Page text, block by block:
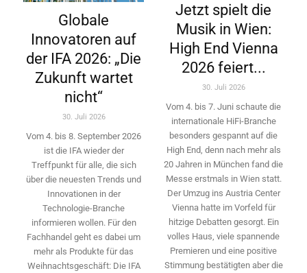
Globale
Innovatoren auf
der IFA 2026: „Die
Zukunft wartet
nicht“
30. Juli 2026
Vom 4. bis 8. September 2026
ist die IFA wieder der
Treffpunkt für alle, die sich
über die neuesten Trends und
Innovationen in der
Technologie-­Branche
informieren wollen. Für den
Fachhandel geht es dabei um
mehr als Produkte für das
Weihnachtsgeschäft: Die IFA
Jetzt spielt die
Musik in Wien:
High End Vienna
2026 feiert...
30. Juli 2026
Vom 4. bis 7. Juni schaute die
internationale HiFi-Branche
besonders gespannt auf die
High End, denn nach mehr als
20 Jahren in München fand die
Messe erstmals in Wien statt.
Der Umzug ins Austria Center
Vienna hatte im Vorfeld für
hitzige Debatten gesorgt. Ein
volles Haus, viele spannende
Premieren und eine positive
Stimmung bestätigten aber die